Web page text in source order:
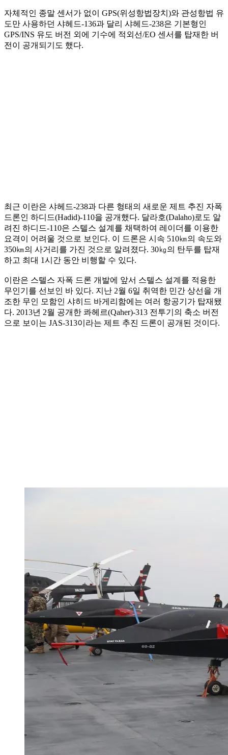
자체적인 종말 센서가 없이 GPS(위성항법장치)와 관성항법 유
도만 사용하던 샤헤드-136과 달리 샤헤드-238은 기본형인
GPS/INS 유도 버전 외에 기수에 적외선/EO 센서를 탑재한 버
전이 공개되기도 했다.
최근 이란은 샤헤드-238과 다른 형태의 새로운 제트 추진 자폭
드론인 하디드(Hadid)-110을 공개했다. 달라호(Dalaho)로도 알
려진 하디드-110은 스텔스 설계를 채택하여 레이더를 이용한
요격이 어려울 것으로 보인다. 이 드론은 시속 510㎞의 속도와
350㎞의 사거리를 가진 것으로 알려졌다. 30㎏의 탄두를 탑재
하고 최대 1시간 동안 비행할 수 있다.
이란은 스텔스 자폭 드론 개발에 앞서 스텔스 설계를 적용한
무인기를 선보인 바 있다. 지난 2월 6일 취역한 민간 상선을 개
조한 무인 모함인 샤히드 바게리함에는 여러 항공기가 탑재됐
다. 2013년 2월 공개한 콰헤르(Qaher)-313 전투기의 축소 버전
으로 보이는 JAS-313이라는 제트 추진 드론이 공개된 것이다.